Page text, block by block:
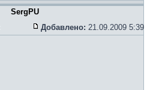
SergPU
Добавлено: 21.09.2009 5:39